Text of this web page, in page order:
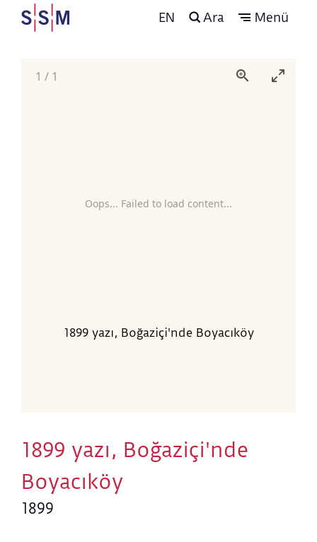
EN Ara Menü
Oops... Failed to load content...
1 / 1
1899 yazı, Boğaziçi'nde Boyacıköy
1899 yazı, Boğaziçi'nde
Boyacıköy
1899